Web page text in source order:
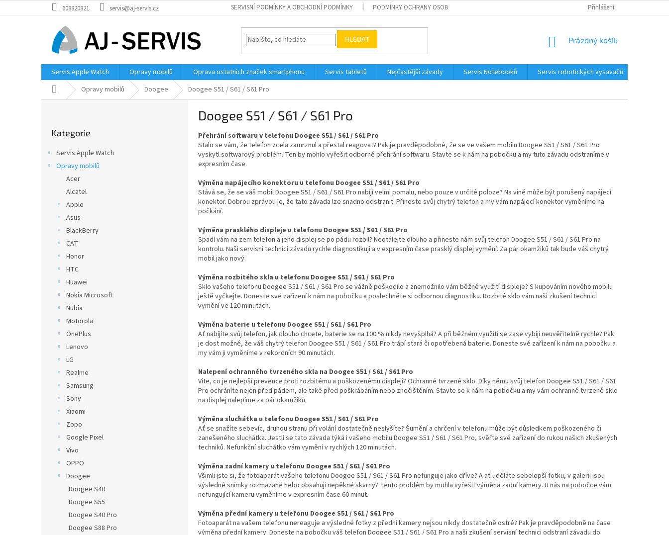
na
608820821 servis@aj-servis.cz SERVISNÍ PODMÍNKY A OBCHODNÍ PODMÍNKY PODMÍNKY OCHRANY OSOBNÍCH ÚDAJŮ Přihlášení
HLEDAT
NÁKUPNÍ
Prázdný košík
Servis Apple Watch Opravy mobilů Oprava ostatních značek smartphonu Servis tabletů Nejčastější závady Servis Notebooků Servis robotických vysavačů
Domů Opravy mobilů Doogee Doogee S51 / S61 / S61 Pro
kategorie
Kategorie
Servis Apple Watch
Opravy mobilů
Acer
Alcatel
Apple
Asus
BlackBerry
CAT
Honor
HTC
Huawei
Nokia Microsoft
Nubia
Motorola
OnePlus
Lenovo
LG
Realme
Samsung
Sony
Xiaomi
Zopo
Google Pixel
Vivo
OPPO
Doogee
Doogee S40
Doogee S55
Doogee S40 Pro
Doogee S88 Pro
Doogee S51 / S61 / S61 Pro
Přehrání softwaru v telefonu Doogee S51 / S61 / S61 Pro
Stalo se vám, že telefon zcela zamrznul a přestal reagovat? Pak je pravděpodobné, že se ve vašem mobilu Doogee S51 / S61 / S61 Pro
vyskytl softwarový problém. Ten by mohlo vyřešit odborné přehrání softwaru. Stavte se k nám na pobočku a my tuto závadu odstraníme v
expresním čase.
Výměna napájecího konektoru u telefonu Doogee S51 / S61 / S61 Pro
Stává se, že se váš mobil Doogee S51 / S61 / S61 Pro nabíjí velmi pomalu, nebo pouze v určité poloze? Na vině může být porušený napájecí
konektor. Dobrou zprávou je, že tato závada lze snadno odstranit. Přineste svůj chytrý telefon a my vám napájecí konektor vyměníme na
počkání.
Výměna prasklého displeje u telefonu Doogee S51 / S61 / S61 Pro
Spadl vám na zem telefon a jeho displej se po pádu rozbil? Neotálejte dlouho a přineste nám svůj telefon Doogee S51 / S61 / S61 Pro na
kontrolu. Naši servisní technici závadu rychle diagnostikují a v expresním čase prasklý displej vymění. Za pár okamžiků tak bude váš chytrý
mobil jako nový.
Výměna rozbitého skla u telefonu Doogee S51 / S61 / S61 Pro
Sklo vašeho telefonu Doogee S51 / S61 / S61 Pro se vážně poškodilo a znemožnilo vám běžné využití displeje? S kupováním nového mobilu
ještě vyčkejte. Doneste své zařízení k nám na pobočku a poslechněte si odbornou diagnostiku. Rozbité sklo vám naši zkušení technici
vymění ve 120 minutách.
Výměna baterie u telefonu Doogee S51 / S61 / S61 Pro
Ať nabíjíte svůj telefon, jak dlouho chcete, baterie se na 100 % nikdy nevyšplhá? A při běžném využití se zase vybíjí neuvěřitelně rychle? Pak
je dost možné, že váš chytrý telefon Doogee S51 / S61 / S61 Pro trápí stará či opotřebená baterie. Doneste své zařízení k nám na pobočku a
my vám ji vyměníme v rekordních 90 minutách.
Nalepení ochranného tvrzeného skla na Doogee S51 / S61 / S61 Pro
Víte, co je nejlepší prevence proti rozbitému a poškozenému displeji? Ochranné tvrzené sklo. Díky němu svůj telefon Doogee S51 / S61 / S61
Pro ochráníte nejen před pádem, ale také před poškrábáním nebo znečištěním. Stavte se k nám na pobočku a my vám ochranné tvrzené sklo
na displej nalepíme za pár okamžiků.
Výměna sluchátka u telefonu Doogee S51 / S61 / S61 Pro
Ať se snažíte sebevíc, druhou stranu při volání dostatečně neslyšíte? Šumění a chrčení v telefonu může být důsledkem poškozeného či
zanešeného sluchátka. Jestli se tato závada týká i vašeho mobilu Doogee S51 / S61 / S61 Pro, svěřte své zařízení do rukou našich zkušených
techniků. Nefunkční sluchátko vám vymění v rychlých 120 minutách.
Výměna zadní kamery u telefonu Doogee S51 / S61 / S61 Pro
Všimli jste si, že fotoaparát vašeho telefonu Doogee S51 / S61 / S61 Pro nefunguje jako dříve? A ať uděláte sebelepší fotku, v galerii jsou
výsledné snímky rozmazané nebo obsahují nepěkné skvrny? Tento problém by mohla vyřešit výměna zadní kamery. U nás na pobočce vám
nefungující kameru vyměníme v expresním čase 60 minut.
Výměna přední kamery u telefonu Doogee S51 / S61 / S61 Pro
Fotoaparát na vašem telefonu nereaguje a výsledné fotky z přední kamery nejsou nikdy dostatečně ostré? Pak je pravděpodobně na čase
výměna přední kamery. Doneste na pobočku váš telefon Doogee S51 / S61 / S61 Pro a naši zkušení servisní technici odstraní závadu do